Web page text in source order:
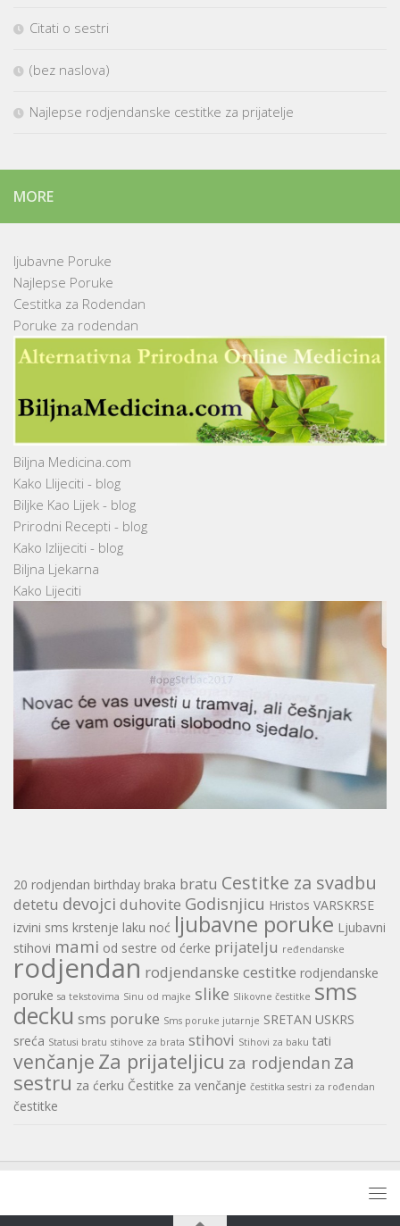
Citati o sestri
(bez naslova)
Najlepse rodjendanske cestitke za prijatelje
MORE
ljubavne Poruke
Najlepse Poruke
Cestitka za Rodendan
Poruke za rodendan
Biljna Medicina.com
Kako Llijeciti - blog
Biljke Kao Lijek - blog
Prirodni Recepti - blog
Kako Izlijeciti - blog
Biljna Ljekarna
Kako Lijeciti
20 rodjendan birthday braka bratu Cestitke za svadbu
detetu devojci duhovite Godisnjicu Hristos VARSKRSE
izvini sms krstenje laku noć ljubavne poruke Ljubavni
stihovi mami od sestre od ćerke prijatelju ređendanske
rodjendan rodjendanske cestitke rodjendanske
poruke sa tekstovima Sinu od majke slike Slikovne čestitke sms
decku sms poruke Sms poruke jutarnje SRETAN USKRS
sreća Statusi bratu stihove za brata stihovi Stihovi za baku tati
venčanje Za prijateljicu za rodjendan za
sestru za ćerku Čestitke za venčanje čestitka sestri za rođendan
čestitke